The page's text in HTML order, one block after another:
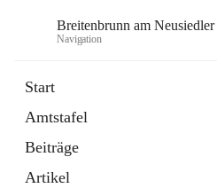
Breitenbrunn am Neusiedler
Navigation
Start
Amtstafel
Beiträge
Artikel
18 Schnellzugriffe
Gemeindeservice